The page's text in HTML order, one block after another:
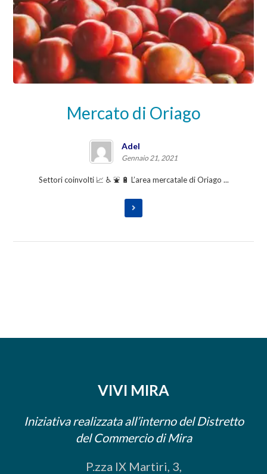
Mercato di Oriago
Adel
Gennaio 21, 2021
Settori coinvolti 📈 ♿ ⛲ 🔋 L’area mercatale di Oriago ...
VIVI MIRA
Iniziativa realizzata all’interno del Distretto
del Commercio di Mira
P.zza IX Martiri, 3,